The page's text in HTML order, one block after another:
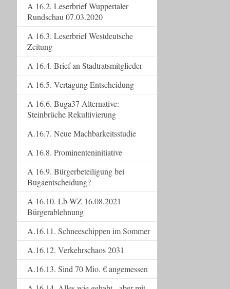
A 16.2. Leserbrief Wuppertaler
Rundschau 07.03.2020
A 16.3. Leserbrief Westdeutsche
Zeitung
A 16.4. Brief an Stadtratsmitglieder
A 16.5. Vertagung Entscheidung
A 16.6. Buga37 Alternative:
Steinbrüche Rekultivierung
A.16.7. Neue Machbarkeitsstudie
A 16.8. Prominenteninitiative
A 16.9. Bürgerbeteiligung bei
Bugaentscheidung?
A 16.10. Lb WZ 16.08.2021
Bürgerablehnung
A.16.11. Schneeschippen im Sommer
A.16.12. Verkehrschaos 2031
A.16.13. Sind 70 Mio. € angemessen